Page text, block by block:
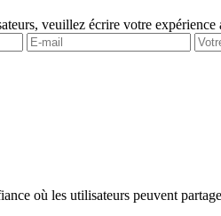
veuillez écrire votre expérience
où les utilisateurs peuvent